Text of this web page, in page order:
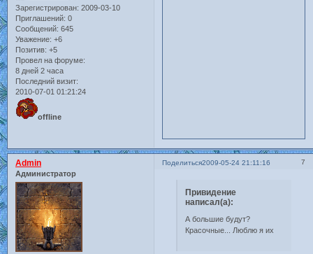
Зарегистрирован: 2009-03-10
Приглашений: 0
Сообщений: 645
Уважение: +6
Позитив: +5
Провел на форуме:
8 дней 2 часа
Последний визит:
2010-07-01 01:21:24
offline
Поделиться 7
2009-05-24 21:11:16
Admin
Администратор
Привидение
написал(а):
А большие будут?
Красочные... Люблю я их